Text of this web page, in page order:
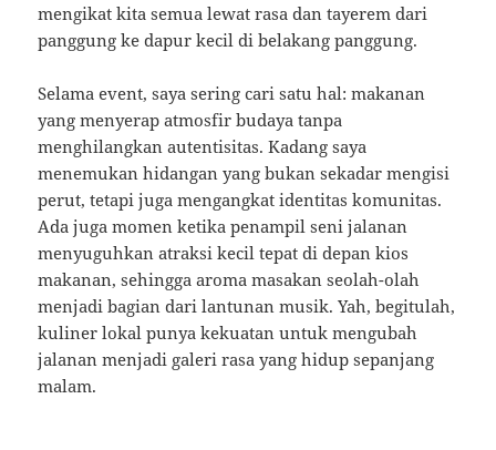
mengikat kita semua lewat rasa dan tayerem dari
panggung ke dapur kecil di belakang panggung.
Selama event, saya sering cari satu hal: makanan
yang menyerap atmosfir budaya tanpa
menghilangkan autentisitas. Kadang saya
menemukan hidangan yang bukan sekadar mengisi
perut, tetapi juga mengangkat identitas komunitas.
Ada juga momen ketika penampil seni jalanan
menyuguhkan atraksi kecil tepat di depan kios
makanan, sehingga aroma masakan seolah-olah
menjadi bagian dari lantunan musik. Yah, begitulah,
kuliner lokal punya kekuatan untuk mengubah
jalanan menjadi galeri rasa yang hidup sepanjang
malam.